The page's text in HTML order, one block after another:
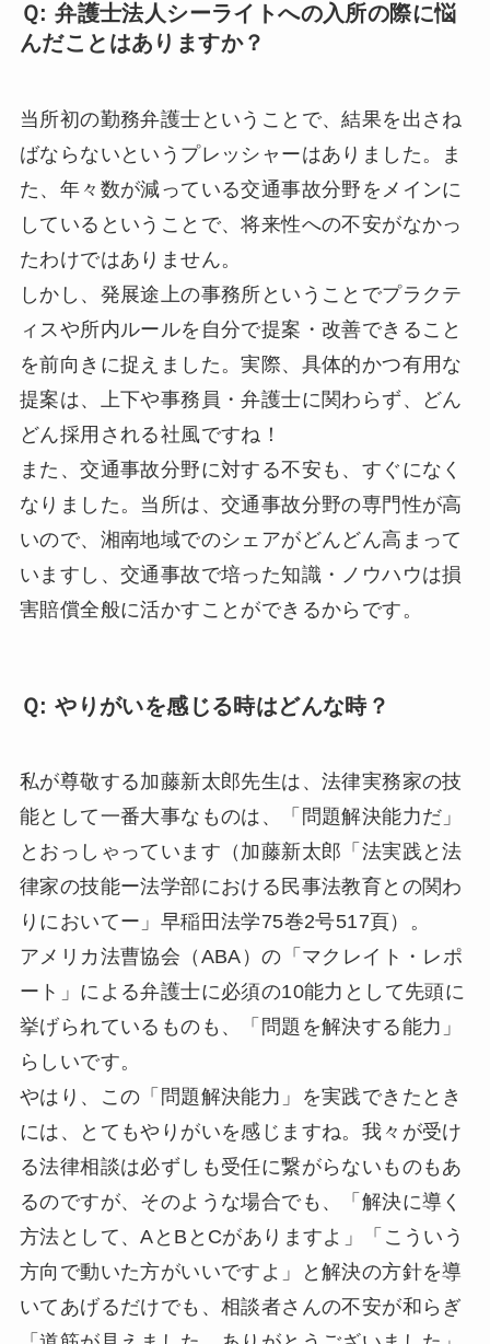
Ｑ: 弁護士法人シーライトへの入所の際に悩
んだことはありますか？
当所初の勤務弁護士ということで、結果を出さね
ばならないというプレッシャーはありました。ま
た、年々数が減っている交通事故分野をメインに
しているということで、将来性への不安がなかっ
たわけではありません。
しかし、発展途上の事務所ということでプラクテ
ィスや所内ルールを自分で提案・改善できること
を前向きに捉えました。実際、具体的かつ有用な
提案は、上下や事務員・弁護士に関わらず、どん
どん採用される社風ですね！
また、交通事故分野に対する不安も、すぐになく
なりました。当所は、交通事故分野の専門性が高
いので、湘南地域でのシェアがどんどん高まって
いますし、交通事故で培った知識・ノウハウは損
害賠償全般に活かすことができるからです。
Ｑ: やりがいを感じる時はどんな時？
私が尊敬する加藤新太郎先生は、法律実務家の技
能として一番大事なものは、「問題解決能力だ」
とおっしゃっています（加藤新太郎「法実践と法
律家の技能ー法学部における民事法教育との関わ
りにおいてー」早稲田法学75巻2号517頁）。
アメリカ法曹協会（ABA）の「マクレイト・レポ
ート」による弁護士に必須の10能力として先頭に
挙げられているものも、「問題を解決する能力」
らしいです。
やはり、この「問題解決能力」を実践できたとき
には、とてもやりがいを感じますね。我々が受け
る法律相談は必ずしも受任に繋がらないものもあ
るのですが、そのような場合でも、「解決に導く
方法として、AとBとCがありますよ」「こういう
方向で動いた方がいいですよ」と解決の方針を導
いてあげるだけでも、相談者さんの不安が和らぎ